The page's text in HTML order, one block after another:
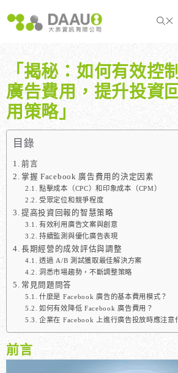
至
內
「揭秘：如何有效控
廣告費用，提升投資
用策略」
目錄
前言
掌握 Facebook 廣告費用的決定因素
點擊成本（CPC）和印象成本（CPM）
受眾定位和競爭程度
提高投資回報的智慧策略
有效利用廣告文案與創意
持續監測與優化廣告表現
長期經營的成效評估與調整
透過 A/B 測試獲取最佳解決方案
洞悉市場趨勢，不斷調整策略
常見問題問答
什麼是 Facebook 廣告的基本費用模式？
如何有效降低 Facebook 廣告費用？
企業在 Facebook 上進行廣告投放時應注意
前言